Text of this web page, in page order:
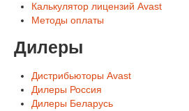
Калькулятор лицензий Avast
Методы оплаты
Дилеры
Дистрибьюторы Avast
Дилеры Россия
Дилеры Беларусь